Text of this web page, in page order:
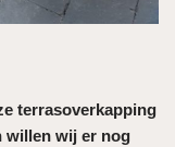
terrasoverkapping
willen wij er nog